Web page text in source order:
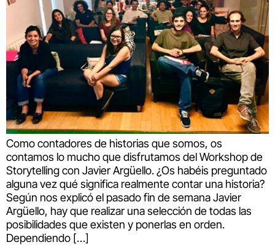
Como contadores de historias que somos, os
contamos lo mucho que disfrutamos del Workshop de
Storytelling con Javier Argüello. ¿Os habéis preguntado
alguna vez qué significa realmente contar una historia?
Según nos explicó el pasado fin de semana Javier
Argüello, hay que realizar una selección de todas las
posibilidades que existen y ponerlas en orden.
Dependiendo […]